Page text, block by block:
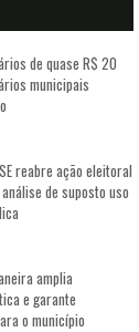
de quase R$ 20
municipais
reabre ação eleitoral
de suposto uso
amplia
e garante
o município